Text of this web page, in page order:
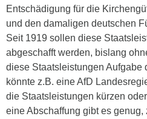
Entschädigung für die
und den damaligen deutschen
Seit 1919 sollen diese
abgeschafft werden, bislang
diese Staatsleistungen Aufgabe
könnte z.B. eine AfD
die Staatsleistungen kürzen
eine Abschaffung gibt es genug,